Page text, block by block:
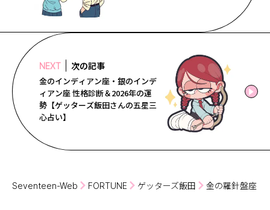
NEXT 次の記事
金のインディアン座・銀のインデ
ィアン座 性格診断＆2026年の運
勢【ゲッターズ飯田さんの五星三
心占い】
Seventeen-Web FORTUNE ゲッターズ飯田 金の羅針盤座・